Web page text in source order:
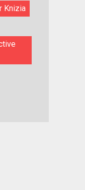
Knizia